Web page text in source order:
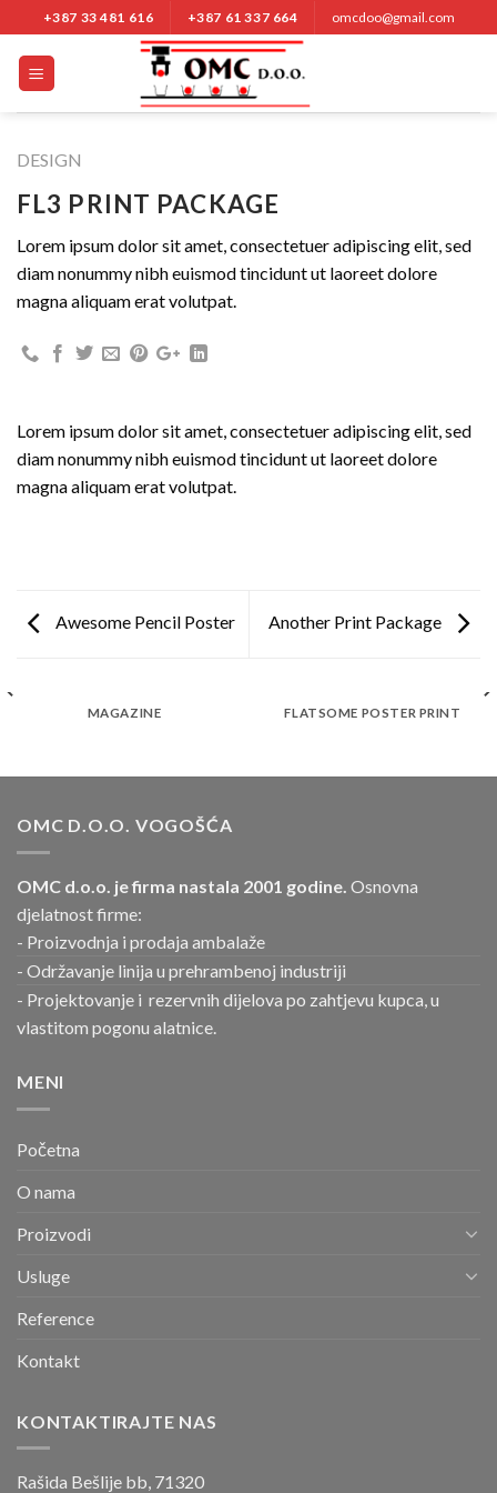
Nastavi
na
sadržaj
+387 33 481 616 +387 61 337 664 omcdoo@gmail.com
DESIGN
FL3 PRINT PACKAGE
Lorem ipsum dolor sit amet, consectetuer adipiscing elit, sed
diam nonummy nibh euismod tincidunt ut laoreet dolore
magna aliquam erat volutpat.
Lorem ipsum dolor sit amet, consectetuer adipiscing elit, sed
diam nonummy nibh euismod tincidunt ut laoreet dolore
magna aliquam erat volutpat.
Awesome Pencil Poster Another Print Package
MAGAZINE FLATSOME POSTER PRINT
OMC D.O.O. VOGOŠĆA
OMC d.o.o. je firma nastala 2001 godine. Osnovna
djelatnost firme:
- Proizvodnja i prodaja ambalaže
- Održavanje linija u prehrambenoj industriji
- Projektovanje i rezervnih dijelova po zahtjevu kupca, u
vlastitom pogonu alatnice.
MENI
Početna
O nama
Proizvodi
Usluge
Reference
Kontakt
KONTAKTIRAJTE NAS
Rašida Bešlije bb, 71320